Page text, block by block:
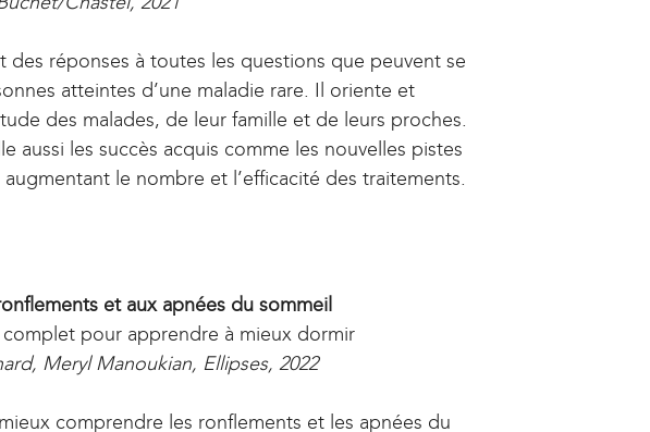
s
e
x
t
e
l
)
des réponses à toutes les questions que peuvent se
atteintes d’une maladie rare. Il oriente et
des malades, de leur famille et de leurs proches.
aussi les succès acquis comme les nouvelles pistes
le nombre et l’efficacité des traitements.
et aux apnées du sommeil
pour apprendre à mieux dormir
Meryl Manoukian, Ellipses, 2022
comprendre les ronflements et les apnées du